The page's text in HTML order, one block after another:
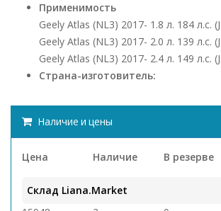
Применимость
Geely Atlas (NL3) 2017- 1.8 л. 184 л.с.
Geely Atlas (NL3) 2017- 2.0 л. 139 л.с.
Geely Atlas (NL3) 2017- 2.4 л. 149 л.с.
Страна-изготовитель:
Наличие и цены
Цена Наличие В резерве
Склад Liana.Market